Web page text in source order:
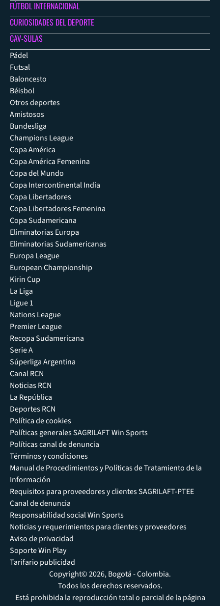
FÚTBOL INTERNACIONAL
CURIOSIDADES DEL DEPORTE
CAV-SULAS
Pádel
Futsal
Baloncesto
Béisbol
Otros deportes
Amistosos
Bundesliga
Champions League
Copa América
Copa América Femenina
Copa del Mundo
Copa Intercontinental India
Copa Libertadores
Copa Libertadores Femenina
Copa Sudamericana
Eliminatorias Europa
Eliminatorias Sudamericanas
Europa League
European Championship
Kirin Cup
La Liga
Ligue 1
Nations League
Premier League
Recopa Sudamericana
Serie A
Súperliga Argentina
Canal RCN
Noticias RCN
La República
Deportes RCN
Política de cookies
Políticas generales SAGRILAFT Win Sports
Políticas canal de denuncia
Términos y condiciones
Manual de Procedimientos y Políticas de Tratamiento de la
Información
Requisitos para proveedores y clientes SAGRILAFT-PTEE
Canal de denuncia
Responsabilidad social Win Sports
Noticias y requerimientos para clientes y proveedores
Aviso de privacidad
Soporte Win Play
Tarifario publicidad
Copyright© 2026, Bogotá - Colombia.
Todos los derechos reservados.
Está prohibida la reproducción total o parcial de la página